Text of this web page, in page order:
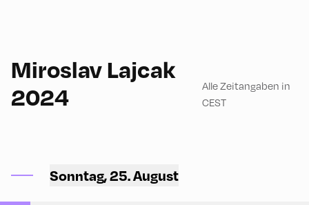
Miroslav Lajcak
2024
Alle Zeitangaben in
CEST
Sonntag, 25. August
Saal